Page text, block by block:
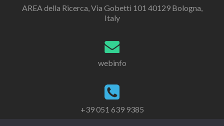
AREA della Ricerca, Via Gobetti 101 40129 Bologna,
Italy
webinfo
+39 051 639 9385